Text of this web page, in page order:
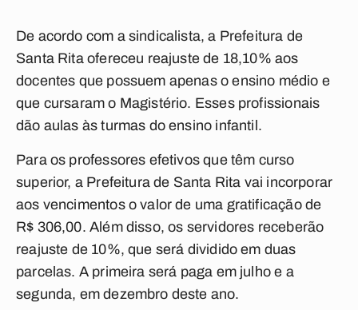
De acordo com a sindicalista, a Prefeitura de
Santa Rita ofereceu reajuste de 18,10% aos
docentes que possuem apenas o ensino médio e
que cursaram o Magistério. Esses profissionais
dão aulas às turmas do ensino infantil.
Para os professores efetivos que têm curso
superior, a Prefeitura de Santa Rita vai incorporar
aos vencimentos o valor de uma gratificação de
R$ 306,00. Além disso, os servidores receberão
reajuste de 10%, que será dividido em duas
parcelas. A primeira será paga em julho e a
segunda, em dezembro deste ano.